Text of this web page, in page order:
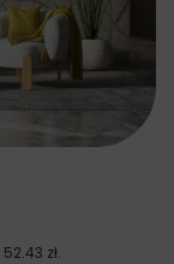
52.43 zł.